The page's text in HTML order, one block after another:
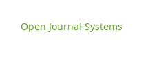
Open Journal Systems